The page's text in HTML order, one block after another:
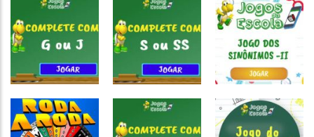
Atividades
Português e
Matemática
Atividades
Português e
Matemática
Atividades
Português e
Matemática